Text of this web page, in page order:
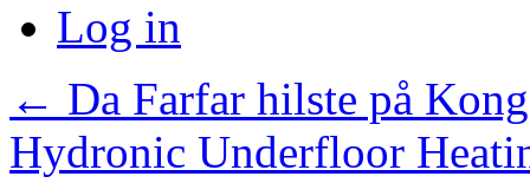
Log in
← Da Farfar hilste på
Hydronic Underfloor